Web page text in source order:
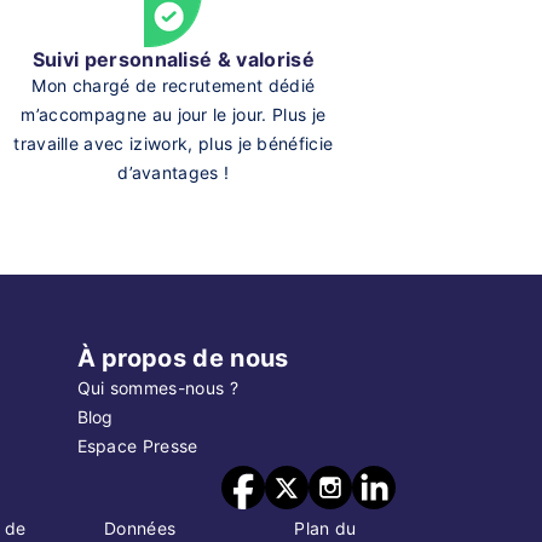
Suivi personnalisé & valorisé
Mon chargé de recrutement dédié
m’accompagne au jour le jour. Plus je
travaille avec iziwork, plus je bénéficie
d’avantages !
À propos de nous
Qui sommes-nous ?
Blog
Espace Presse
de Données Plan du